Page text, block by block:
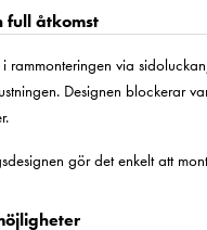
full åtkomst
rammonteringen via
Designen blockerar
gör det enkelt att